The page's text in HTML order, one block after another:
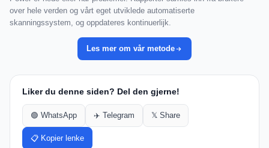
over hele verden og vårt eget utviklede automatiserte
skanningssystem, og oppdateres kontinuerlijk.
Les mer om vår metode
Liker du denne siden? Del den gjerne!
🟢 WhatsApp ✈️ Telegram 𝕏 Share
📋 Kopier lenke